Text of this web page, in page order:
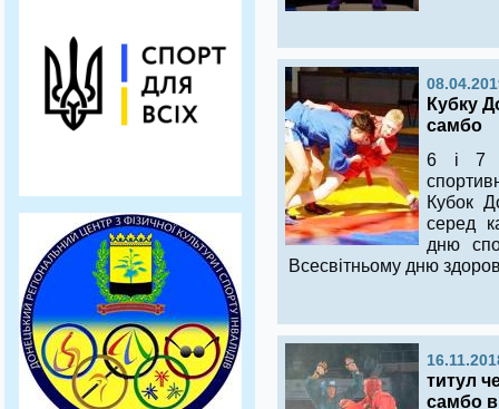
Кубку
самбо
6 і 7
Кубок
серед
дню
Всесвітньому дню
титул
самбо в